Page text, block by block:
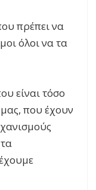
πρέπει να
όλοι να τα
είναι τόσο
που έχουν